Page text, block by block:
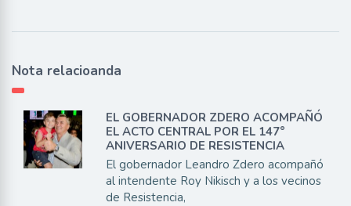
Nota relacioanda
EL GOBERNADOR ZDERO ACOMPAÑÓ
EL ACTO CENTRAL POR EL 147°
ANIVERSARIO DE RESISTENCIA
El gobernador Leandro Zdero acompañó
al intendente Roy Nikisch y a los vecinos
de Resistencia,